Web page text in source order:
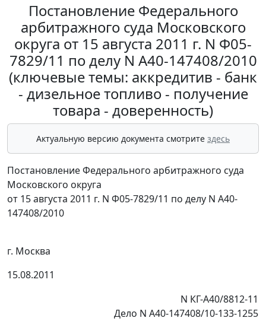
Постановление Федерального
арбитражного суда Московского
округа от 15 августа 2011 г. N Ф05-
7829/11 по делу N А40-147408/2010
(ключевые темы: аккредитив - банк
- дизельное топливо - получение
товара - доверенность)
Актуальную версию документа смотрите здесь
Постановление Федерального арбитражного суда
Московского округа
от 15 августа 2011 г. N Ф05-7829/11 по делу N А40-
147408/2010
г. Москва
15.08.2011
N КГ-А40/8812-11
Дело N А40-147408/10-133-1255